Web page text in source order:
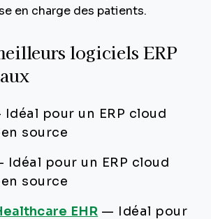
en charge des patients.
logiciels ERP
Idéal pour un ERP cloud
source
Idéal pour un ERP cloud
source
EHR —
Idéal pour